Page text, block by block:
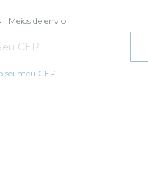
para o CEP:
Meios de envio
sei meu CEP